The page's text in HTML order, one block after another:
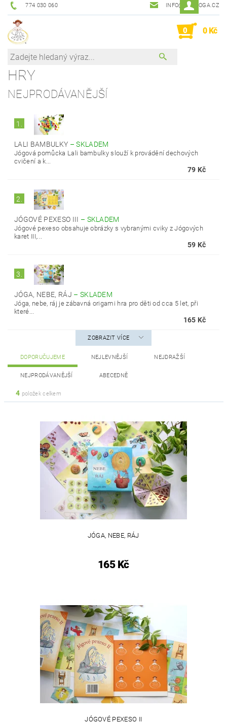
774 030 060 INFO@LALIJOGA.CZ
0 0 Kč
HRY
NEJPRODÁVANĚJŠÍ
1.
LALI BAMBULKY –SKLADEM
Jógová pomůcka Lali bambulky slouží k provádění dechových
cvičení a k...
79 Kč
2.
JÓGOVÉ PEXESO III – SKLADEM
Jógové pexeso obsahuje obrázky s vybranými cviky z Jógových
karet III,...
59 Kč
3.
JÓGA, NEBE, RÁJ – SKLADEM
Jóga, nebe, ráj je zábavná origami hra pro děti od cca 5 let, při
které...
165 Kč
ZOBRAZIT VÍCE
DOPORUČUJEME NEJLEVNĚJŠÍ NEJDRAŽŠÍ
NEJPRODÁVANĚJŠÍ ABECEDNĚ
4 položek celkem
JÓGA, NEBE, RÁJ
165 Kč
JÓGOVÉ PEXESO II